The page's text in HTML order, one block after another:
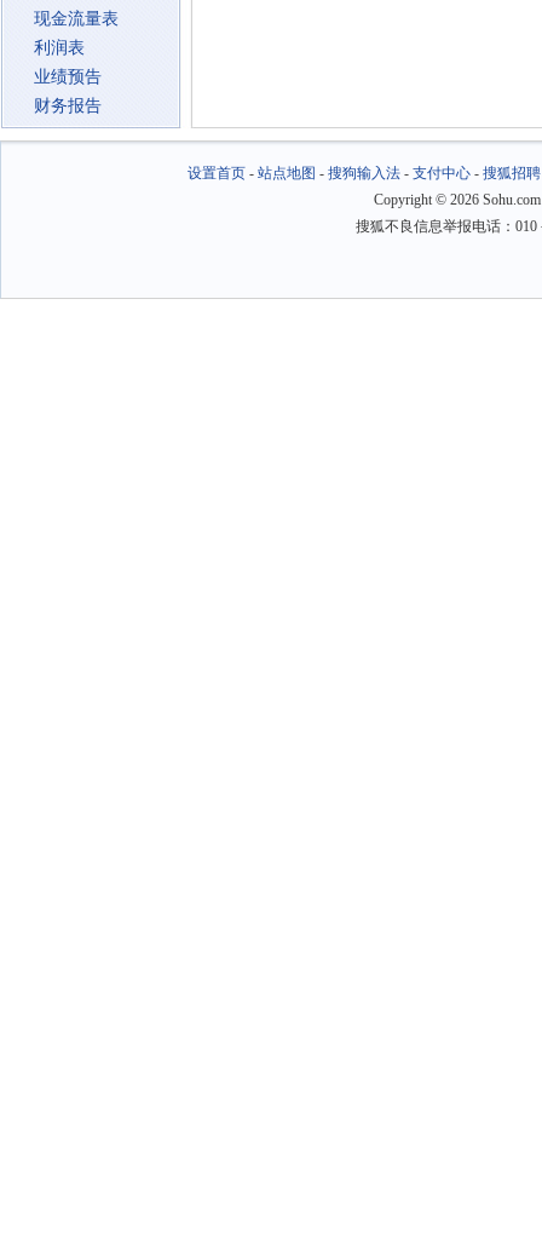
现金流量表
利润表
业绩预告
财务报告
设置首页- 站点地图 - 搜狗输入法- 支付中心- 搜狐招聘
Copyright © 2026
搜狐不良信息举报电话：010